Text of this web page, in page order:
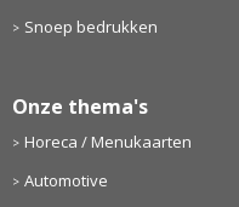
Snoep bedrukken
Onze thema's
Horeca / Menukaarten
Automotive